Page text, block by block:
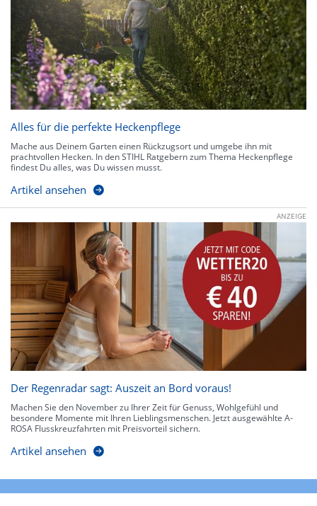
Alles für die perfekte Heckenpflege
Mache aus Deinem Garten einen Rückzugsort und umgebe ihn mit
prachtvollen Hecken. In den STIHL Ratgebern zum Thema Heckenpflege
findest Du alles, was Du wissen musst.
Artikel ansehen
ANZEIGE
Der Regenradar sagt: Auszeit an Bord voraus!
Machen Sie den November zu Ihrer Zeit für Genuss, Wohlgefühl und
besondere Momente mit Ihren Lieblingsmenschen. Jetzt ausgewählte A-
ROSA Flusskreuzfahrten mit Preisvorteil sichern.
Artikel ansehen